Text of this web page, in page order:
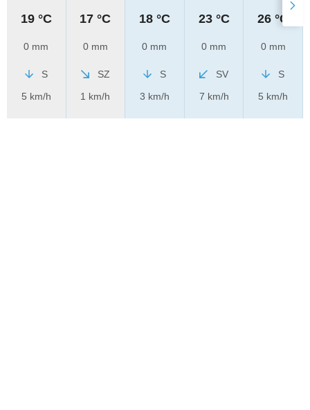
19 °C
0 mm
S
5 km/h
17 °C
0 mm
SZ
1 km/h
18 °C
0 mm
S
3 km/h
23 °C
0 mm
SV
7 km/h
26 °C
0 mm
S
5 km/h